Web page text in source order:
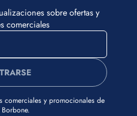
sobre ofertas y
comerciales
comerciales y promocionales de